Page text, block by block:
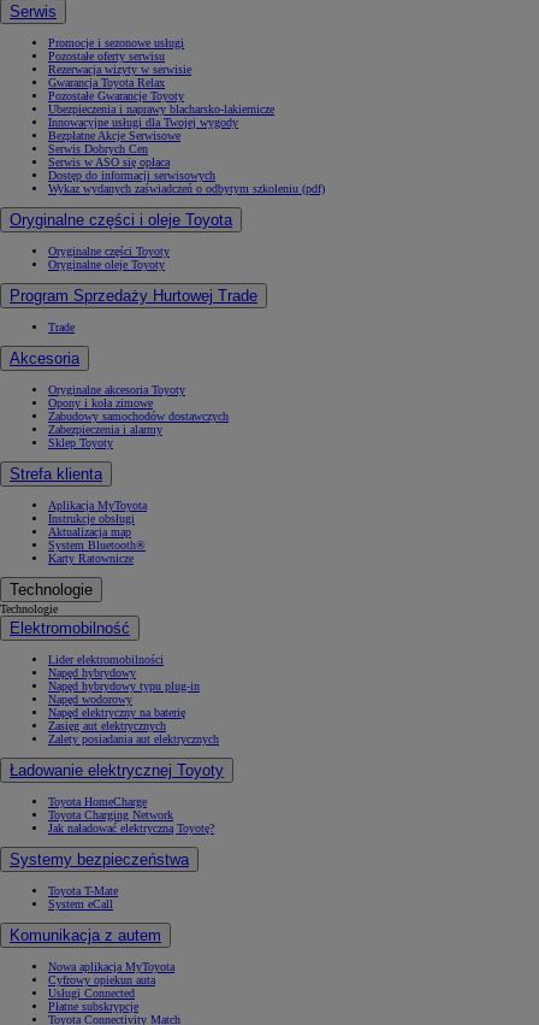
Serwis
Promocje i sezonowe usługi
Pozostałe oferty serwisu
Rezerwacja wizyty w serwisie
Gwarancja Toyota Relax
Pozostałe Gwarancje Toyoty
Ubezpieczenia i naprawy blacharsko-lakiernicze
Innowacyjne usługi dla Twojej wygody
Bezpłatne Akcje Serwisowe
Serwis Dobrych Cen
Serwis w ASO się opłaca
Dostęp do informacji serwisowych
Wykaz wydanych zaświadczeń o odbytym szkoleniu (pdf)
Oryginalne części i oleje Toyota
Oryginalne części Toyoty
Oryginalne oleje Toyoty
Program Sprzedaży Hurtowej Trade
Trade
Akcesoria
Oryginalne akcesoria Toyoty
Opony i koła zimowe
Zabudowy samochodów dostawczych
Zabezpieczenia i alarmy
Sklep Toyoty
Strefa klienta
Aplikacja MyToyota
Instrukcje obsługi
Aktualizacja map
System Bluetooth®
Karty Ratownicze
Technologie
Technologie
Elektromobilność
Lider elektromobilności
Napęd hybrydowy
Napęd hybrydowy typu plug-in
Napęd wodorowy
Napęd elektryczny na baterię
Zasięg aut elektrycznych
Zalety posiadania aut elektrycznych
Ładowanie elektrycznej Toyoty
Toyota HomeCharge
Toyota Charging Network
Jak naładować elektryczną Toyotę?
Systemy bezpieczeństwa
Toyota T-Mate
System eCall
Komunikacja z autem
Nowa aplikacja MyToyota
Cyfrowy opiekun auta
Usługi Connected
Płatne subskrypcje
Toyota Connectivity Match